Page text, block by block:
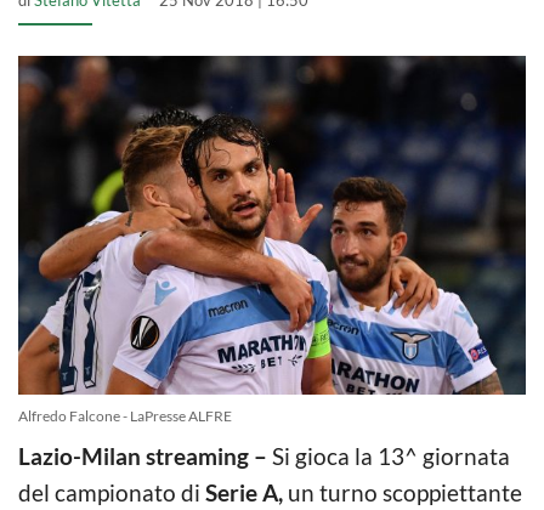
Alfredo Falcone - LaPresse ALFRE
Lazio-Milan streaming – Si gioca la 13^ giornata
del campionato di Serie A, un turno scoppiettante